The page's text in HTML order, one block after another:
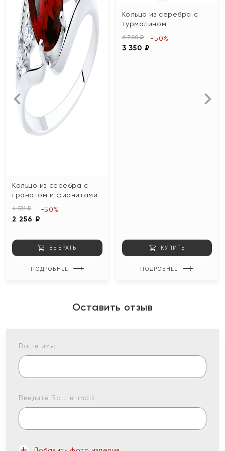
Кольцо из серебра с
гранатом и фианитами
4 511 ₽
2 256 ₽
-50%
ВЫБРАТЬ
ПОДРОБНЕЕ
Кольцо из серебра с
турмалином
6 700 ₽
3 350 ₽
-50%
КУПИТЬ
ПОДРОБНЕЕ
Оставить отзыв
Ваше имя:
Введите Ваш e-mail: